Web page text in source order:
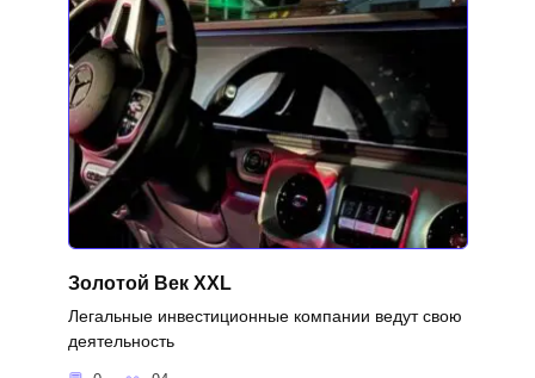
Золотой Век XXL
Легальные инвестиционные компании ведут свою
деятельность